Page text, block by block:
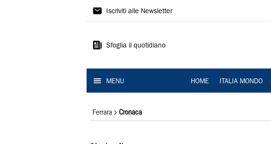
La
Ferrara
Iscriviti alle Newsletter
Sfoglia il quotidiano
MENU HOME ITALIA MONDO
Ferrara Cronaca